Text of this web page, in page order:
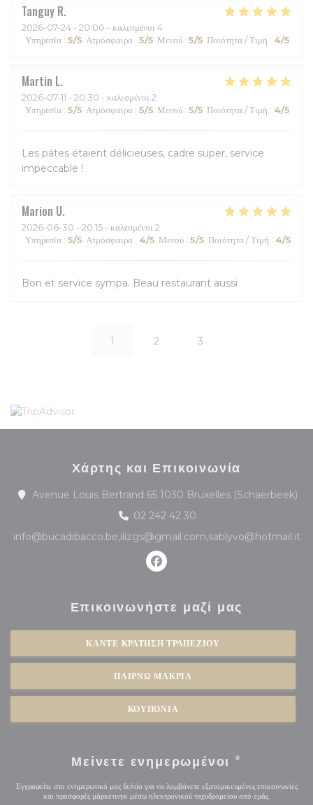
Tanguy R
2026-07-24 - 20:00 - καλεσμένοι 4
Υπηρεσία : 5/5 Ατμόσφαιρα : 5/5 Μενού : 5/5 Ποιότητα / Τιμή : 4/5
Martin L
2026-07-11 - 20:30 - καλεσμένοι 2
Υπηρεσία : 5/5 Ατμόσφαιρα : 5/5 Μενού : 5/5 Ποιότητα / Τιμή : 4/5
Les pâtes étaient délicieuses, cadre super, service
impeccable !
Marion U
2026-06-30 - 20:15 - καλεσμένοι 2
Υπηρεσία : 5/5 Ατμόσφαιρα : 4/5 Μενού : 5/5 Ποιότητα / Τιμή : 4/5
Bon et service sympa. Beau restaurant aussi
1 2 3
Χάρτης και Επικοινωνία
Avenue Louis Bertrand 65 1030 Bruxelles (Schaerbeek)
02 242 42 30
info@bucadibacco.be,ilizgs@gmail.com,sablyvo@hotmail.it
Facebook ((ανοίγει σε νέο
Επικοινωνήστε μαζί μας
ΚΆΝΤΕ ΚΡΆΤΗΣΗ ΤΡΑΠΕΖΙΟΎ
ΠΑΊΡΝΩ ΜΑΚΡΙΆ
ΚΟΥΠΌΝΙΑ
Μείνετε ενημερωμένοι *
Εγγραφείτε στο ενημερωτικό μας δελτίο για να λαμβάνετε εξατομικευμένες επικοινωνίες
και προσφορές μάρκετινγκ μέσω ηλεκτρονικού ταχυδρομείου από εμάς.